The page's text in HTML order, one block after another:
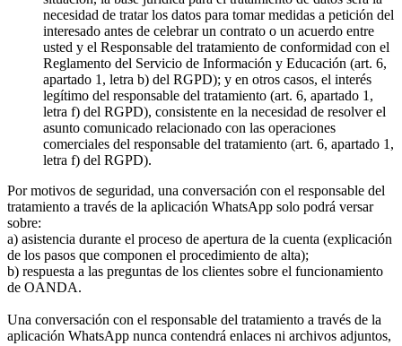
necesidad de tratar los datos para tomar medidas a petición del
interesado antes de celebrar un contrato o un acuerdo entre
usted y el Responsable del tratamiento de conformidad con el
Reglamento del Servicio de Información y Educación (art. 6,
apartado 1, letra b) del RGPD); y en otros casos, el interés
legítimo del responsable del tratamiento (art. 6, apartado 1,
letra f) del RGPD), consistente en la necesidad de resolver el
asunto comunicado relacionado con las operaciones
comerciales del responsable del tratamiento (art. 6, apartado 1,
letra f) del RGPD).
Por motivos de seguridad, una conversación con el responsable del
tratamiento a través de la aplicación WhatsApp solo podrá versar
sobre:
a) asistencia durante el proceso de apertura de la cuenta (explicación
de los pasos que componen el procedimiento de alta);
b) respuesta a las preguntas de los clientes sobre el funcionamiento
de OANDA.
Una conversación con el responsable del tratamiento a través de la
aplicación WhatsApp nunca contendrá enlaces ni archivos adjuntos,